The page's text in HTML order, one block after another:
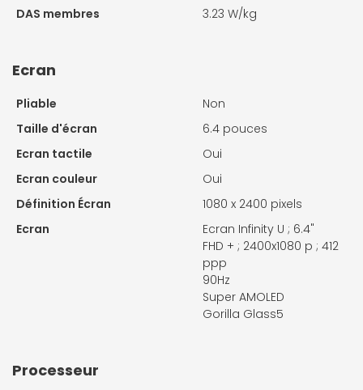
DAS membres
3.23 W/kg
Ecran
Pliable
Non
Taille d'écran
6.4 pouces
Ecran tactile
Oui
Ecran couleur
Oui
Définition Écran
1080 x 2400 pixels
Ecran
Ecran Infinity U ; 6.4"
FHD + ; 2400x1080 p ; 412
ppp
90Hz
Super AMOLED
Gorilla Glass5
Processeur